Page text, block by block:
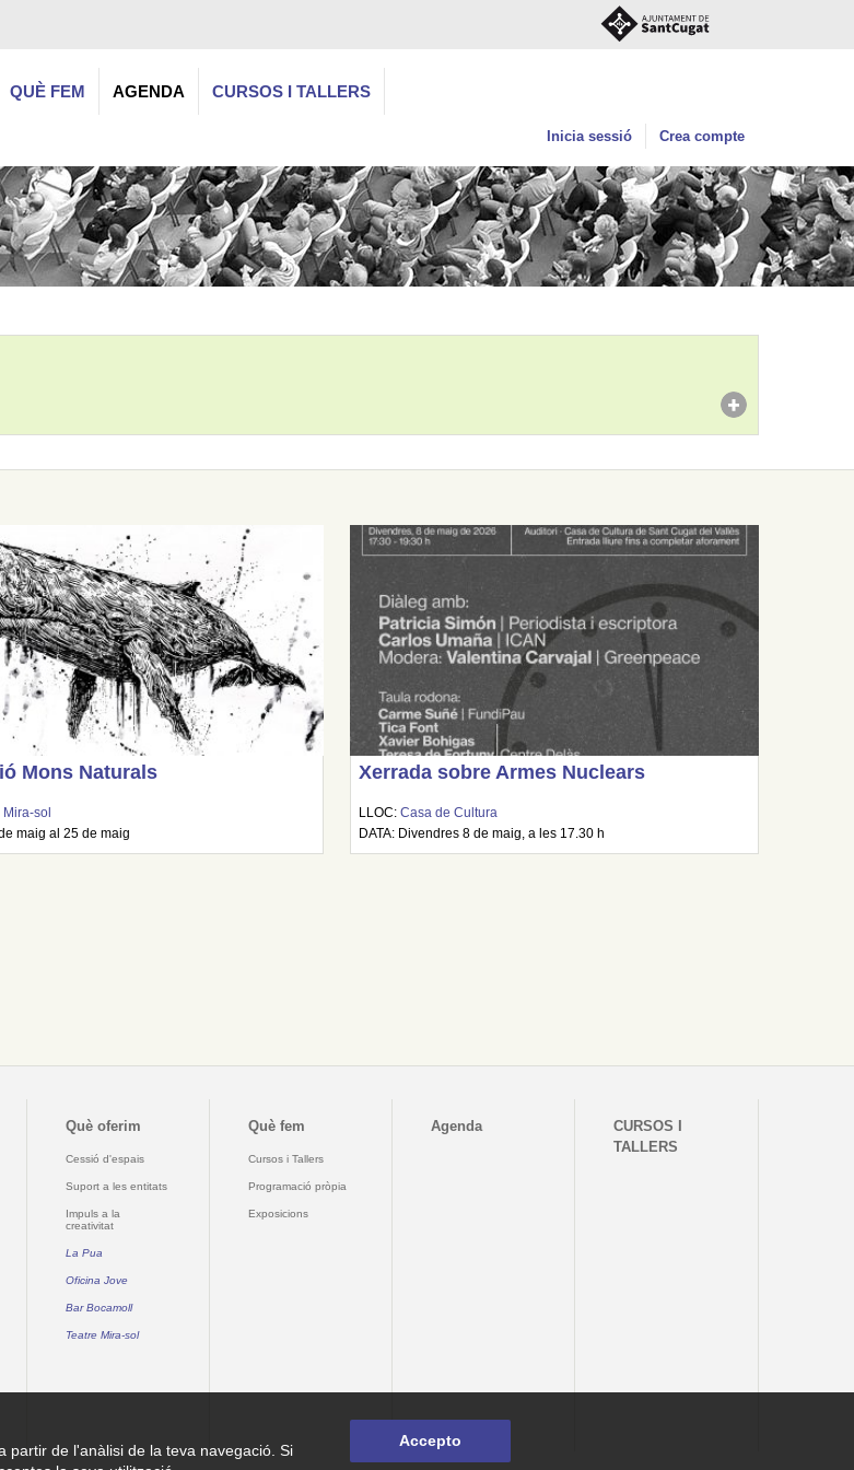
partir de l'anàlisi de la teva navegació. Si
Accepto
QUÈ FEM AGENDA CURSOS I TALLERS
Inicia sessió Crea compte
Mons Naturals
sol
maig al 25 de maig
Xerrada sobre Armes Nuclears
LLOC:Casa de Cultura
DATA: Divendres 8 de maig, a les 17.30 h
Què oferim
Cessió d'espais
Suport a les entitats
Impuls a la
creativitat
La Pua
Oficina Jove
Bar Bocamoll
Teatre Mira-sol
Què fem
Cursos i Tallers
Programació pròpia
Exposicions
Agenda
CURSOS I
TALLERS